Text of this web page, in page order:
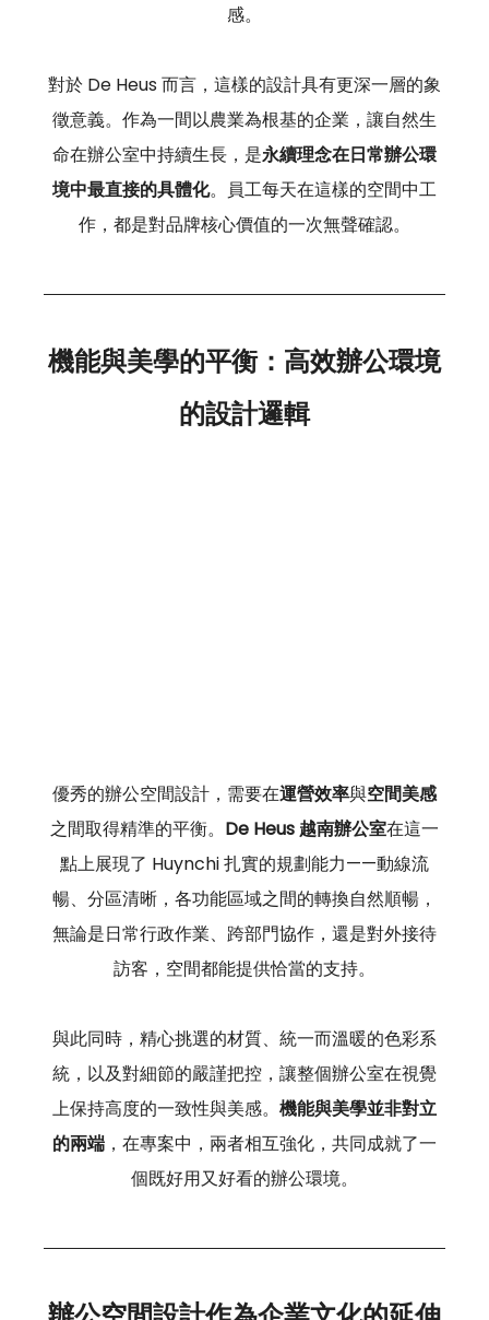
感。
對於 De Heus 而言，這樣的設計具有更深一層的象
徵意義。作為一間以農業為根基的企業，讓自然生
命在辦公室中持續生長，是永續理念在日常辦公環
境中最直接的具體化。員工每天在這樣的空間中工
作，都是對品牌核心價值的一次無聲確認。
機能與美學的平衡：高效辦公環境
的設計邏輯
優秀的辦公空間設計，需要在運營效率與空間美感
之間取得精準的平衡。 De Heus 越南辦公室在這一
點上展現了 Huynchi 扎實的規劃能力——動線流
暢、分區清晰，各功能區域之間的轉換自然順暢，
無論是日常行政作業、跨部門協作，還是對外接待
訪客，空間都能提供恰當的支持。
與此同時，精心挑選的材質、統一而溫暖的色彩系
統，以及對細節的嚴謹把控，讓整個辦公室在視覺
上保持高度的一致性與美感。 機能與美學並非對立
的兩端 ，在專案中，兩者相互強化，共同成就了一
個既好用又好看的辦公環境。